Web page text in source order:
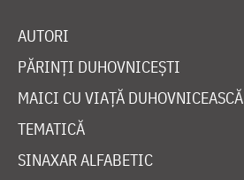
AUTORI
PĂRINȚI DUHOVNICEȘTI
MAICI CU VIAȚĂ DUHOVNICEASCĂ
TEMATICĂ
SINAXAR ALFABETIC